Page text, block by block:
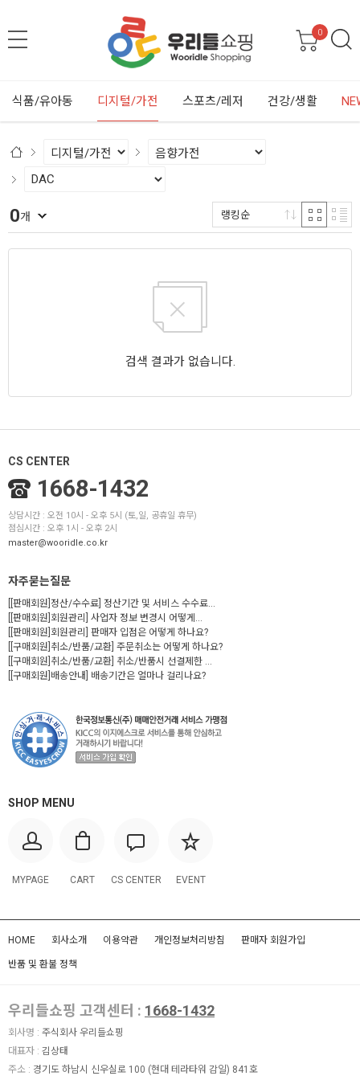
0
식품/유아동 디지털/가전 스포츠/레저 건강/생활
0개 랭킹순
검색 결과가 없습니다.
CS CENTER
1668-1432
상담시간 : 오전 10시 - 오후 5시 (토,일, 공휴일 휴무)
점심시간 : 오후 1시 - 오후 2시
master@wooridle.co.kr
자주묻는질문
[[판매회원]정산/수수료] 정산기간 및 서비스 수수료...
[[판매회원]회원관리] 사업자 정보 변경시 어떻게...
[[판매회원]회원관리] 판매자 입점은 어떻게 하나요?
[[구매회원]취소/반품/교환] 주문취소는 어떻게 하나요?
[[구매회원]취소/반품/교환] 취소/반품시 선결제한 ...
[[구매회원]배송안내] 배송기간은 얼마나 걸리나요?
SHOP MENU
MYPAGE CART CS CENTER EVENT
HOME 회사소개 이용약관 개인정보처리방침 판매자 회원가입
반품 및 환불 정책
우리들쇼핑 고객센터 : 1668-1432
회사명 : 주식회사 우리들쇼핑
대표자 : 김상태
주소 : 경기도 하남시 신우실로 100 (현대 테라타워 감일) 841호